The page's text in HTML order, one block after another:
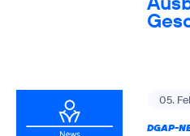
05.
DGAP-